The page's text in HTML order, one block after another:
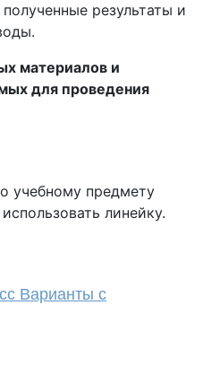
результаты и
материалов и
для проведения
учебному предмету
линейку.
Варианты с